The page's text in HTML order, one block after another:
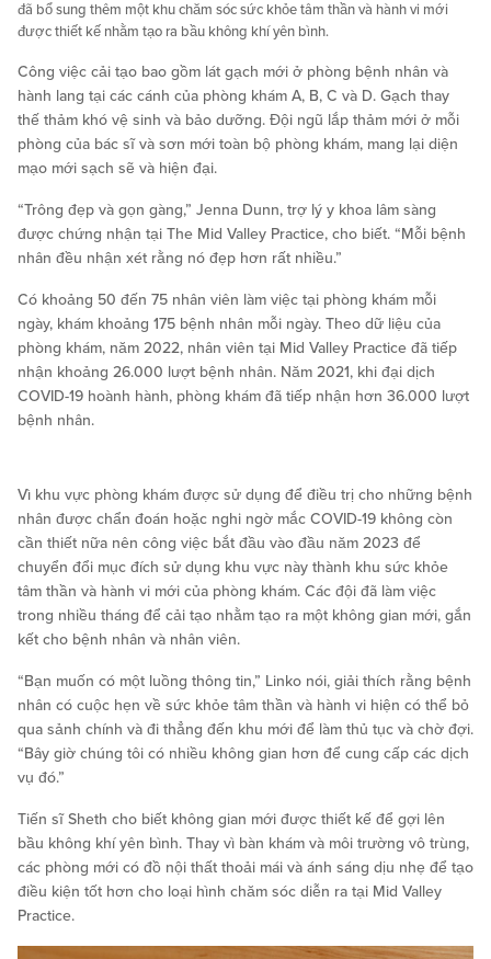
đã bổ sung thêm một khu chăm sóc sức khỏe tâm thần và hành vi mới
được thiết kế nhằm tạo ra bầu không khí yên bình.
Công việc cải tạo bao gồm lát gạch mới ở phòng bệnh nhân và
hành lang tại các cánh của phòng khám A, B, C và D. Gạch thay
thế thảm khó vệ sinh và bảo dưỡng. Đội ngũ lắp thảm mới ở mỗi
phòng của bác sĩ và sơn mới toàn bộ phòng khám, mang lại diện
mạo mới sạch sẽ và hiện đại.
“Trông đẹp và gọn gàng,” Jenna Dunn, trợ lý y khoa lâm sàng
được chứng nhận tại The Mid Valley Practice, cho biết. “Mỗi bệnh
nhân đều nhận xét rằng nó đẹp hơn rất nhiều.”
Có khoảng 50 đến 75 nhân viên làm việc tại phòng khám mỗi
ngày, khám khoảng 175 bệnh nhân mỗi ngày. Theo dữ liệu của
phòng khám, năm 2022, nhân viên tại Mid Valley Practice đã tiếp
nhận khoảng 26.000 lượt bệnh nhân. Năm 2021, khi đại dịch
COVID-19 hoành hành, phòng khám đã tiếp nhận hơn 36.000 lượt
bệnh nhân.
Vì khu vực phòng khám được sử dụng để điều trị cho những bệnh
nhân được chẩn đoán hoặc nghi ngờ mắc COVID-19 không còn
cần thiết nữa nên công việc bắt đầu vào đầu năm 2023 để
chuyển đổi mục đích sử dụng khu vực này thành khu sức khỏe
tâm thần và hành vi mới của phòng khám. Các đội đã làm việc
trong nhiều tháng để cải tạo nhằm tạo ra một không gian mới, gắn
kết cho bệnh nhân và nhân viên.
“Bạn muốn có một luồng thông tin,” Linko nói, giải thích rằng bệnh
nhân có cuộc hẹn về sức khỏe tâm thần và hành vi hiện có thể bỏ
qua sảnh chính và đi thẳng đến khu mới để làm thủ tục và chờ đợi.
“Bây giờ chúng tôi có nhiều không gian hơn để cung cấp các dịch
vụ đó.”
Tiến sĩ Sheth cho biết không gian mới được thiết kế để gợi lên
bầu không khí yên bình. Thay vì bàn khám và môi trường vô trùng,
các phòng mới có đồ nội thất thoải mái và ánh sáng dịu nhẹ để tạo
điều kiện tốt hơn cho loại hình chăm sóc diễn ra tại Mid Valley
Practice.